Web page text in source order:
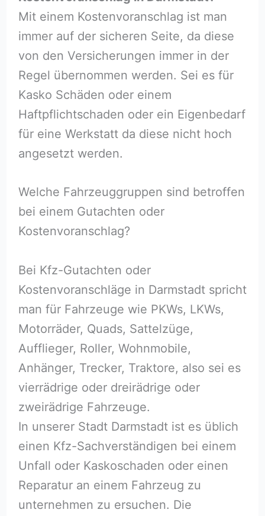
Mit einem Kostenvoranschlag ist man
immer auf der sicheren Seite, da diese
von den Versicherungen immer in der
Regel übernommen werden. Sei es für
Kasko Schäden oder einem
Haftpflichtschaden oder ein Eigenbedarf
für eine Werkstatt da diese nicht hoch
angesetzt werden.
Welche Fahrzeuggruppen sind betroffen
bei einem Gutachten oder
Kostenvoranschlag?
Bei Kfz-Gutachten oder
Kostenvoranschläge in Darmstadt spricht
man für Fahrzeuge wie PKWs, LKWs,
Motorräder, Quads, Sattelzüge,
Aufflieger, Roller, Wohnmobile,
Anhänger, Trecker, Traktore, also sei es
vierrädrige oder dreirädrige oder
zweirädrige Fahrzeuge.
In unserer Stadt Darmstadt ist es üblich
einen Kfz-Sachverständigen bei einem
Unfall oder Kaskoschaden oder einen
Reparatur an einem Fahrzeug zu
unternehmen zu ersuchen. Die